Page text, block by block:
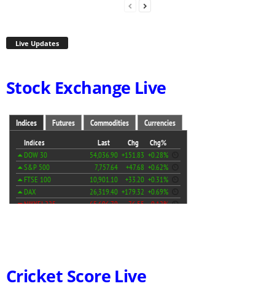
Live Updates
Stock Exchange Live
Cricket Score Live